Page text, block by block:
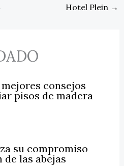
Hotel Plein →
consejos
pisos de madera
su compromiso
las abejas